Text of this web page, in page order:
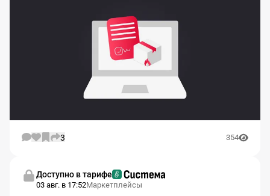
3 354
Доступно в тарифе
03 авг. в 17:52Маркетплейсы